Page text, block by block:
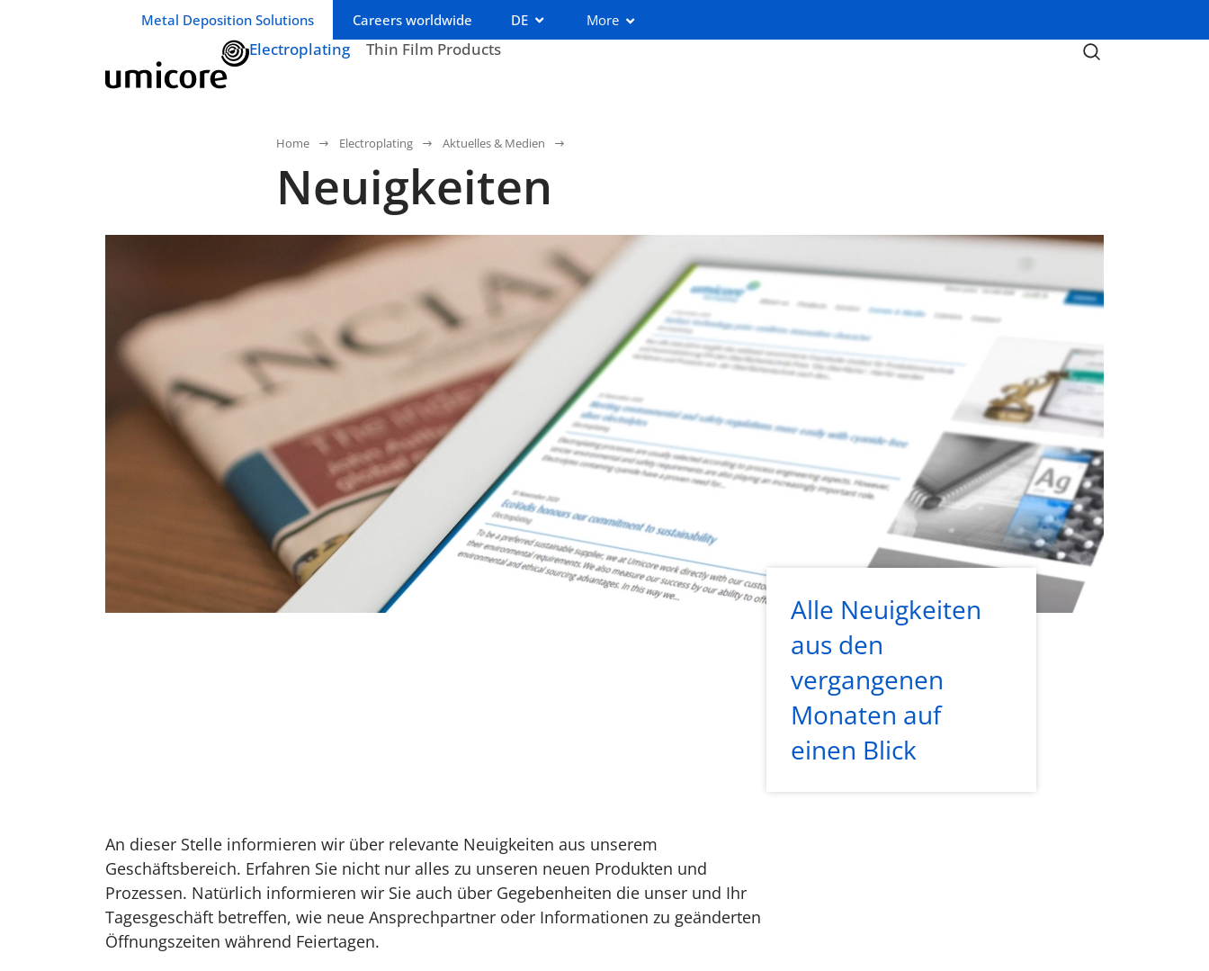
Geschäftsbereich / Abteilung:
Metal Deposition Solutions Careers worldwide DE More
Electroplating Thin Film Products
Home Electroplating Aktuelles & Medien
Neuigkeiten
Alle Neuigkeiten
aus den
vergangenen
Monaten auf
einen Blick
An dieser Stelle informieren wir über relevante Neuigkeiten aus unserem
Geschäftsbereich. Erfahren Sie nicht nur alles zu unseren neuen Produkten und
Prozessen. Natürlich informieren wir Sie auch über Gegebenheiten die unser und Ihr
Tagesgeschäft betreffen, wie neue Ansprechpartner oder Informationen zu geänderten
Öffnungszeiten während Feiertagen.